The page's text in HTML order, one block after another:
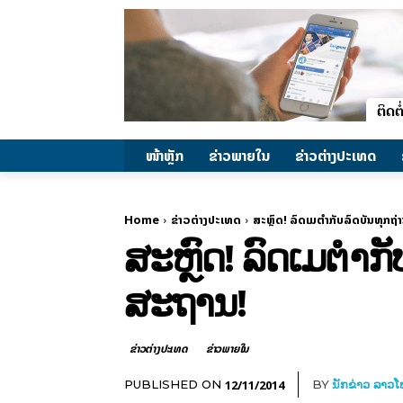
ໜ້າຫຼັກ ຂ່າວພາຍ​ໃນ ຂ່າວຕ່າງປະເທດ
Home ຂ່າວຕ່າງປະເທດ ສະຫຼົດ! ລົດເມຕຳກັບລົດບັນທຸກຖ່
ສະຫຼົດ! ລົດເມຕຳ
ສະຖານ!
ຂ່າວຕ່າງປະເທດ ຂ່າວພາຍ​ໃນ
PUBLISHED ON 12/11/2014 BYນັກຂ່າວ ລາວ